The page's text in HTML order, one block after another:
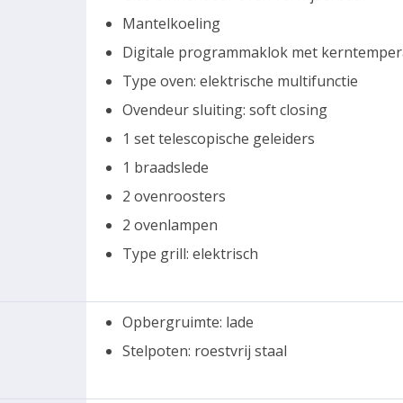
Mantelkoeling
Digitale programmaklok met
Type oven: elektrische multifunctie
Ovendeur sluiting: soft closing
1 set telescopische geleiders
1 braadslede
2 ovenroosters
2 ovenlampen
Type grill: elektrisch
Opbergruimte: lade
Stelpoten: roestvrij staal